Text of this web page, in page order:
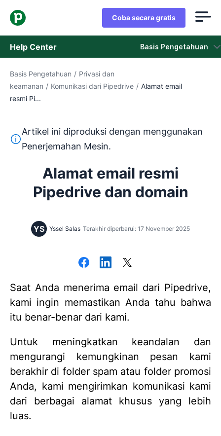
Coba secara gratis
Help Center Basis Pengetahuan
Basis Pengetahuan
Status
Basis Pengetahuan / Privasi dan
keamanan / Komunikasi dari Pipedrive / Alamat email
resmi Pi...
Teks ini diterjemahkan dari bahasa Inggris dengan
Artikel ini diproduksi dengan menggunakan
Penerjemahan Mesin.
Alamat email resmi
Pipedrive dan domain
YS Yssel Salas Terakhir diperbarui: 17 November 2025
Saat Anda menerima email dari Pipedrive,
kami ingin memastikan Anda tahu bahwa
itu benar-benar dari kami.
Untuk meningkatkan keandalan dan
mengurangi kemungkinan pesan kami
berakhir di folder spam atau folder promosi
Anda, kami mengirimkan komunikasi kami
dari berbagai alamat khusus yang lebih
luas.